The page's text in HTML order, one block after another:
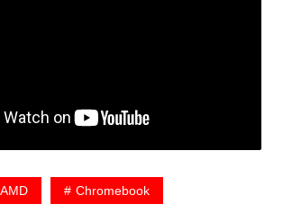
AMD Chromebook